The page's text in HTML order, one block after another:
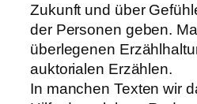
Zukunft und über
der Personen geben.
überlegenen
auktorialen Erzählen.
In manchen Texten wir